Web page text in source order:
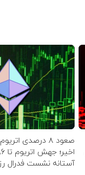
صعود ۸ درصدی
آستانه نشست فدرال